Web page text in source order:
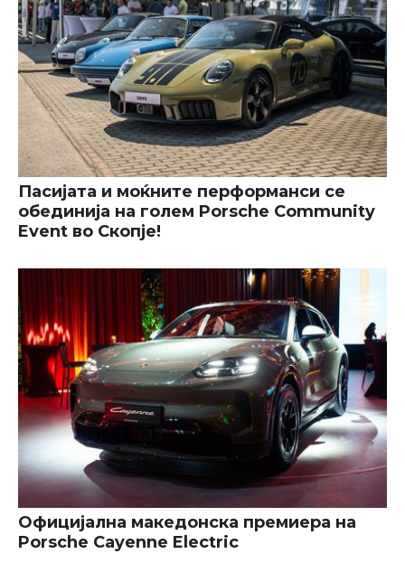
Пасијата и моќните перформанси се
обединија на голем Porsche Community
Event во Скопје!
Официјална македонска премиера на
Porsche Cayenne Electric